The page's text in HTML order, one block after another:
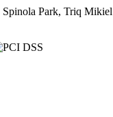
Spinola Park, Triq Mikiel